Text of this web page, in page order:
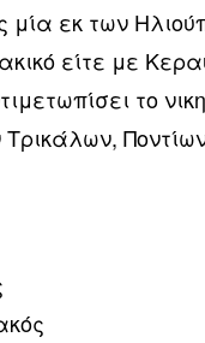
εκ των
είτε με
το